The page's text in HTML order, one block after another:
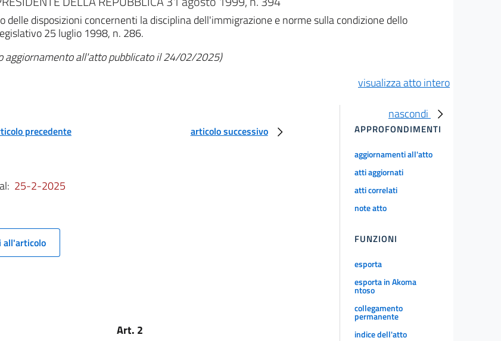
disposizioni concernenti la disciplina dell'immigrazione e norme sulla condizione dello
25 luglio 1998, n. 286.
aggiornamento all'atto pubblicato il 24/02/2025)
visualizza atto intero
precedente articolo successivo
25-2-2025
all'articolo
Art. 2
nascondi
APPROFONDIMENTI
aggiornamenti all'atto
atti aggiornati
atti correlati
note atto
FUNZIONI
esporta
esporta in Akoma
ntoso
collegamento
permanente
indice dell'atto